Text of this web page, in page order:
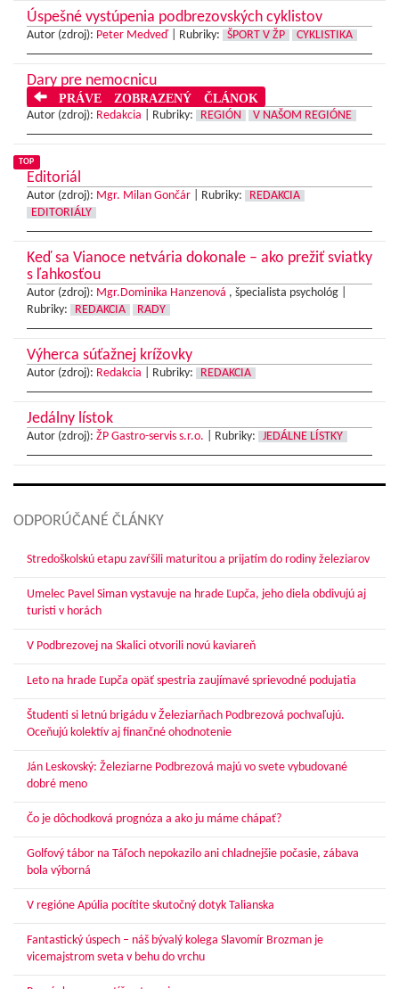
Úspešné vystúpenia podbrezovských cyklistov
Autor (zdroj): Peter Medveď Rubriky: ŠPORT V ŽP CYKLISTIKA
Dary pre nemocnicu
PRÁVE ZOBRAZENÝ ČLÁNOK
Autor (zdroj): Redakcia Rubriky: REGIÓN V NAŠOM REGIÓNE
TOP
Editoriál
Autor (zdroj): Mgr. Milan Gončár Rubriky:
REDAKCIA
EDITORIÁLY
Keď sa Vianoce netvária dokonale – ako prežiť sviatky
s ľahkosťou
Autor (zdroj): Mgr.Dominika Hanzenová , špecialista psychológ |
Rubriky:
REDAKCIA RADY
Výherca súťažnej krížovky
Autor (zdroj): Redakcia Rubriky: REDAKCIA
Jedálny lístok
Autor (zdroj): ŽP Gastro-servis s.r.o. Rubriky: JEDÁLNE LÍSTKY
ODPORÚČANÉ ČLÁNKY
Stredoškolskú etapu zavŕšili maturitou a prijatím do rodiny železiarov
Umelec Pavel Siman vystavuje na hrade Ľupča, jeho diela obdivujú aj
turisti v horách
V Podbrezovej na Skalici otvorili novú kaviareň
Leto na hrade Ľupča opäť spestria zaujímavé sprievodné podujatia
Študenti si letnú brigádu v Železiarňach Podbrezová pochvaľujú.
Oceňujú kolektív aj finančné ohodnotenie
Ján Leskovský: Železiarne Podbrezová majú vo svete vybudované
dobré meno
Čo je dôchodková prognóza a ako ju máme chápať?
Golfový tábor na Táľoch nepokazilo ani chladnejšie počasie, zábava
bola výborná
V regióne Apúlia pocítite skutočný dotyk Talianska
Fantastický úspech – náš bývalý kolega Slavomír Brozman je
vicemajstrom sveta v behu do vrchu